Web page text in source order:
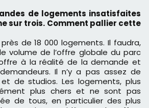
de logements insatisfaites
sur trois. Comment pallier cette
de 18 000 logements. Il faudra,
volume de l’offre globale du parc
à la réalité de la demande et
Il n’y a pas assez de
de studios. Les logements, plus
plus chers et ne sont pas
de tous, en particulier des plus